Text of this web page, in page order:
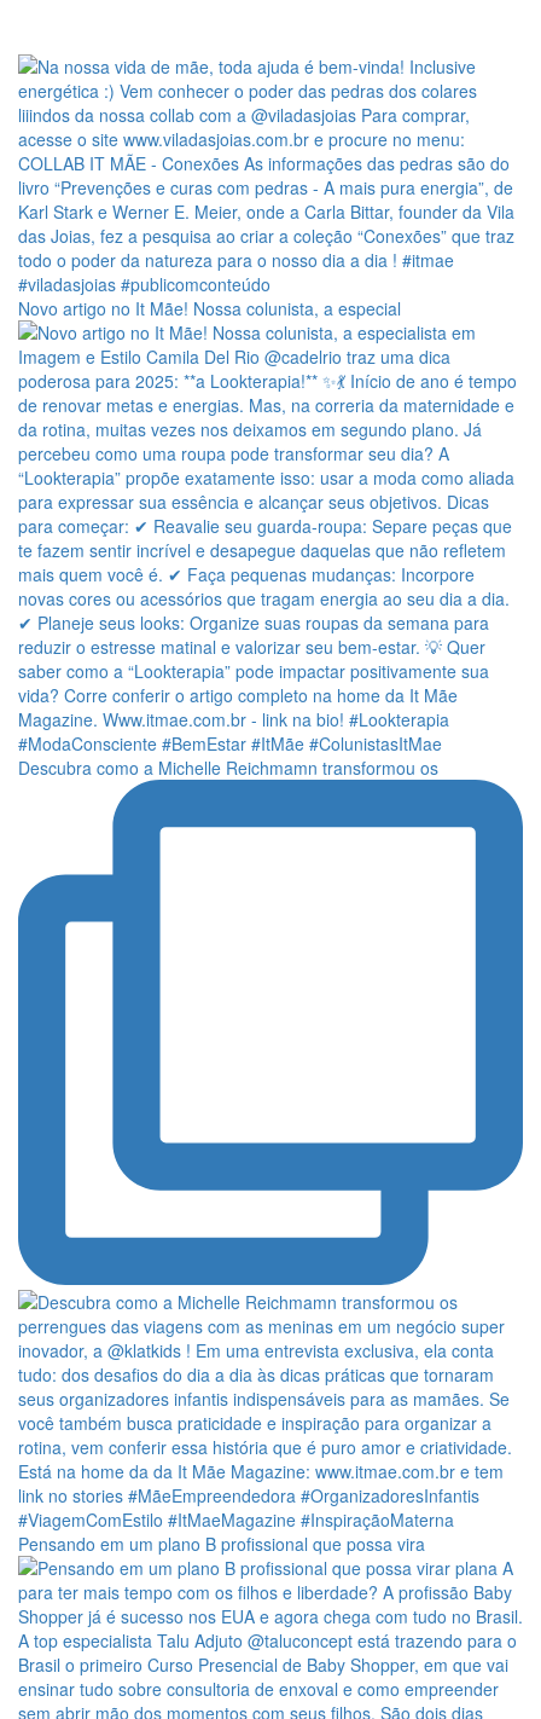
Novo artigo no It Mãe! Nossa colunista, a especial
Descubra como a Michelle Reichmamn transformou os
Pensando em um plano B profissional que possa vira